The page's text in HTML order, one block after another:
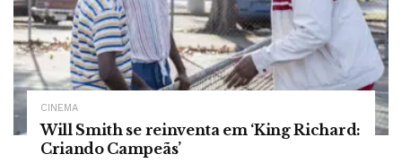
CINEMA
Will Smith se reinventa em ‘King Richard:
Criando Campeãs’